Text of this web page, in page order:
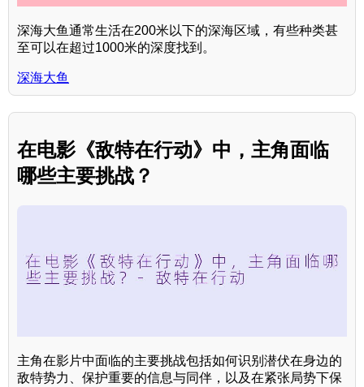
深海大鱼通常生活在200米以下的深海区域，有些种类甚
至可以在超过1000米的深度找到。
深海大鱼
在电影《敌特在行动》中，主角面临
哪些主要挑战？
主角在影片中面临的主要挑战包括如何识别潜伏在身边的
敌特势力、保护重要的信息与同伴，以及在紧张局势下保